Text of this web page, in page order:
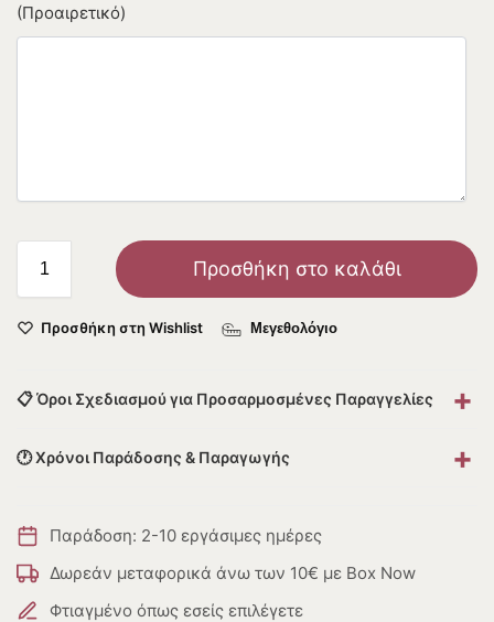
(Προαιρετικό)
Προσθήκη στο καλάθι
Προσθήκη στη Wishlist Μεγεθολόγιο
📋 Όροι Σχεδιασμού για Προσαρμοσμένες Παραγγελίες +
🕐 Χρόνοι Παράδοσης & Παραγωγής +
Παράδοση: 2-10 εργάσιμες ημέρες
Δωρεάν μεταφορικά άνω των 10€ με Box Now
Φτιαγμένο όπως εσείς επιλέγετε